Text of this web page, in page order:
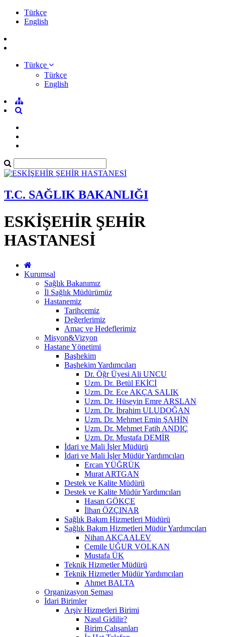
Türkçe
English
Türkçe
Türkçe
English
T.C. SAĞLIK BAKANLIĞI
ESKİŞEHİR ŞEHİR
HASTANESİ
Kurumsal
Sağlık Bakanımız
İl Sağlık Müdürümüz
Hastanemiz
Tarihçemiz
Değerlerimiz
Amaç ve Hedeflerimiz
Misyon&Vizyon
Hastane Yönetimi
Başhekim
Başhekim Yardımcıları
Dr. Öğr Üyesi Ali UNCU
Uzm. Dr. Betül EKİCİ
Uzm. Dr. Ece AKÇA SALIK
Uzm. Dr. Hüseyin Emre ARSLAN
Uzm. Dr. İbrahim ULUDOĞAN
Uzm. Dr. Mehmet Emin ŞAHİN
Uzm. Dr. Mehmet Fatih ANDIÇ
Uzm. Dr. Mustafa DEMİR
İdari ve Mali İşler Müdürü
İdari ve Mali İşler Müdür Yardımcıları
Ercan YÜĞRÜK
Murat ARTGAN
Destek ve Kalite Müdürü
Destek ve Kalite Müdür Yardımcıları
Hasan GÖKÇE
İlhan ÖZÇINAR
Sağlık Bakım Hizmetleri Müdürü
Sağlık Bakım Hizmetleri Müdür Yardımcıları
Nihan AKÇAALEV
Cemile UĞUR VOLKAN
Mustafa ÜK
Teknik Hizmetler Müdürü
Teknik Hizmetler Müdür Yardımcıları
Ahmet BALTA
Organizasyon Şeması
İdari Birimler
Arşiv Hizmetleri Birimi
Nasıl Gidilir?
Birim Çalışanları